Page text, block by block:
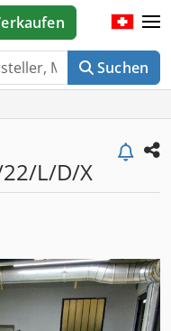
Suchen
L/D/X